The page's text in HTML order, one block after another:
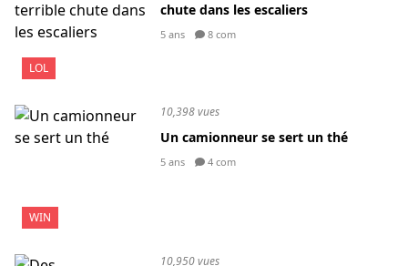
LOL
chute dans les escaliers
5 ans 8 com
WIN
10,398 vues
Un camionneur se sert un thé
5 ans 4 com
10,950 vues